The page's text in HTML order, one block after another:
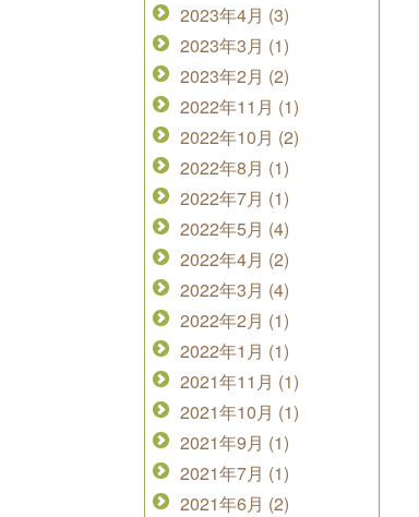
2023年4月 (3)
2023年3月 (1)
2023年2月 (2)
2022年11月 (1)
2022年10月 (2)
2022年8月 (1)
2022年7月 (1)
2022年5月 (4)
2022年4月 (2)
2022年3月 (4)
2022年2月 (1)
2022年1月 (1)
2021年11月 (1)
2021年10月 (1)
2021年9月 (1)
2021年7月 (1)
2021年6月 (2)